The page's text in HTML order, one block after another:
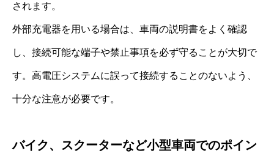
されます。
外部充電器を用いる場合は、車両の説明書をよく確認
し、接続可能な端子や禁止事項を必ず守ることが大切で
す。高電圧システムに誤って接続することのないよう、
十分な注意が必要です。
バイク、スクーターなど小型車両でのポイン